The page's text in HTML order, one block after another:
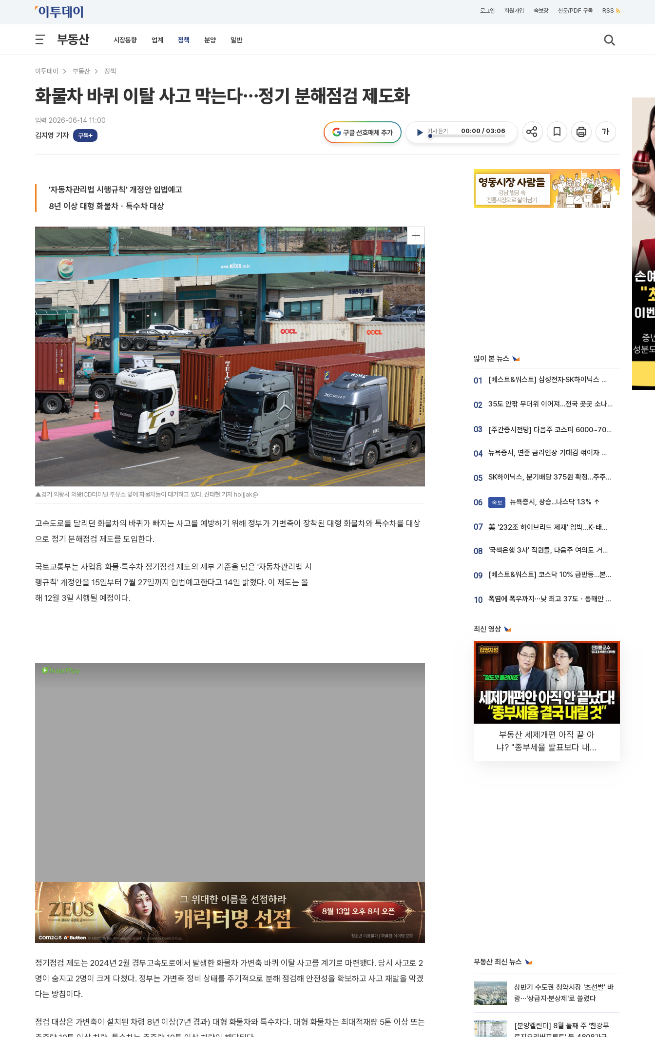
로그인 회원가입 속보창 신문/PDF 구독 RSS
부동산 시장동향 업계 정책 분양 일반
이투데이 부동산 정책
화물차 바퀴 이탈 사고 막는다⋯정기 분해점검 제도화
입력 2026-06-14 11:00
김지영 기자 구독
기사 듣기 00:00 / 03:06
구글 선호매체 추가
'자동차관리법 시행규칙' 개정안 입법예고
8년 이상 대형 화물차ㆍ특수차 대상
▲경기 의왕시 의왕ICD터미널 주유소 앞에 화물차들이 대기하고 있다. 신태현 기자 holjjak@
고속도로를 달리던 화물차의 바퀴가 빠지는 사고를 예방하기 위해 정부가 가변축이 장착된 대형 화물차와 특수차를 대상
으로 정기 분해점검 제도를 도입한다.
국토교통부는 사업용 화물·특수차 정기점검 제도의 세부 기준을 담은 '자동차관리법 시
행규칙' 개정안을 15일부터 7월 27일까지 입법예고한다고 14일 밝혔다. 이 제도는 올
해 12월 3일 시행될 예정이다.
정기점검 제도는 2024년 2월 경부고속도로에서 발생한 화물차 가변축 바퀴 이탈 사고를 계기로 마련됐다. 당시 사고로 2
명이 숨지고 2명이 크게 다쳤다. 정부는 가변축 정비 상태를 주기적으로 분해 점검해 안전성을 확보하고 사고 재발을 막겠
다는 방침이다.
점검 대상은 가변축이 설치된 차령 8년 이상(7년 경과) 대형 화물차와 특수차다. 대형 화물차는 최대적재량 5톤 이상 또는
많이 본 뉴스
01 [베스트&워스트] 삼성전자·SK하이닉스 밀린 한 주…상상인증권은 85% 급등
02 35도 안팎 무더위 이어져…전국 곳곳 소나기 [오늘 날씨]
03 [주간증시전망] 다음주 코스피 6000~7000⋯“外人 수급은 정책이 변수”
04 뉴욕증시, 연준 금리인상 기대감 꺾이자 상승...S&P500 사상 최고치 [종합]
05 SK하이닉스, 분기배당 375원 확정…주주환원책 9월로 앞당겨 발표
06 속보 뉴욕증시, 상승...나스닥 1.3% ↑
07 美 ‘232조 하이브리드 제재’ 임박…K-태양광, 불확실성 털고 날개 다나
08 '국책은행 3사' 직원들, 다음주 여의도 거리 나서는 까닭은
09 [베스트&워스트] 코스닥 10% 급반등…본느, 최대주주 변경 기대에 270% 폭등
10 폭염에 폭우까지⋯낮 최고 37도ㆍ동해안 강한 비 [날씨]
최신 영상
부동산 세제개편 아직 끝 아
냐? "종부세율 발표보다 내릴
부동산 최신 뉴스
상반기 수도권 청약시장 '초선별' 바
람⋯'상급지·분상제'로 쏠렸다
[분양캘린더] 8월 둘째 주 ‘한강푸